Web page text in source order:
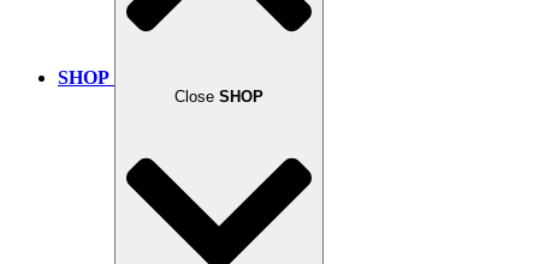
SHOP
Close SHOP